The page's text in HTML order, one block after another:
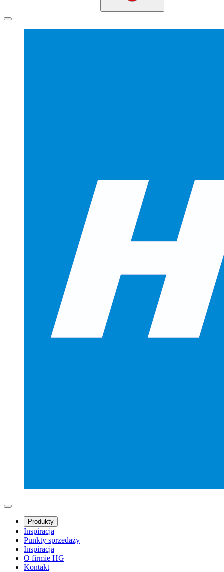
Produkty
Inspiracja
Punkty sprzedaży
Inspiracja
O firmie HG
Kontakt